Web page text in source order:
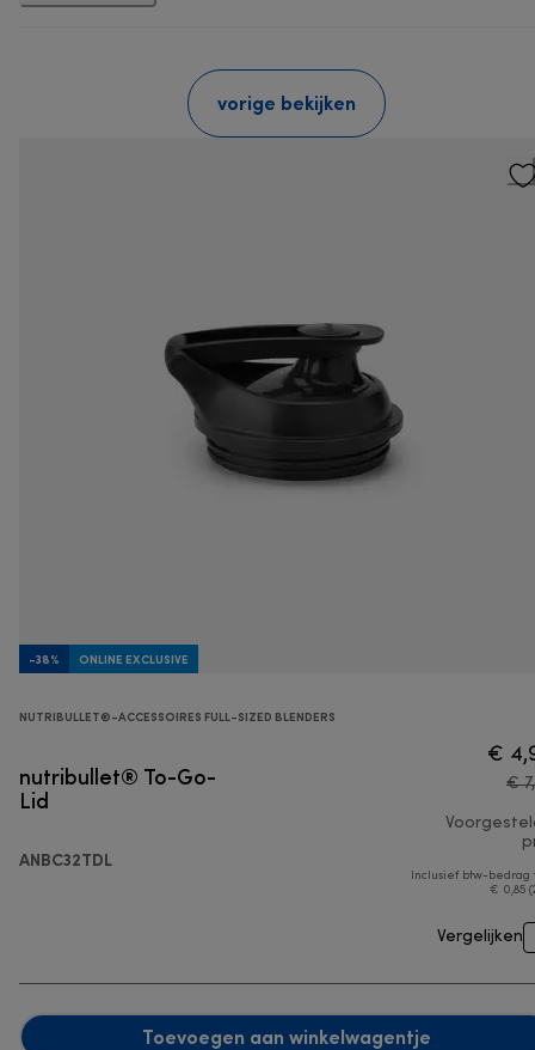
vorige bekijken
-38% ONLINE EXCLUSIVE
NUTRIBULLET®-ACCESSOIRES FULL-SIZED BLENDERS
nutribullet® To-Go-
Lid
ANBC32TDL
€
€
Inclusief btw-bedrag
€ 0,85
Vergelijken
Toevoegen aan winkelwagentje